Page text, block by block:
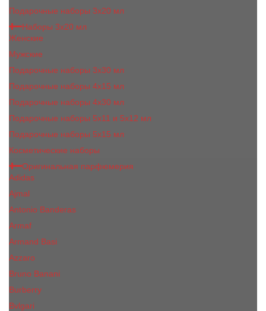
Подарочные наборы 3x20 мл
Наборы 3х20 мл
Женские
Мужские
Подарочные наборы 3х30 мл
Подарочные наборы 4x15 мл
Подарочные наборы 4x30 мл
Подарочные наборы 5x11 и 5х12 мл
Подарочные наборы 5x15 мл
Косметические наборы
Оригинальная парфюмерия
Adidas
Ajmal
Antonio Banderas
Armaf
Armand Basi
Azzaro
Bruno Banani
Burberry
Bvlgari